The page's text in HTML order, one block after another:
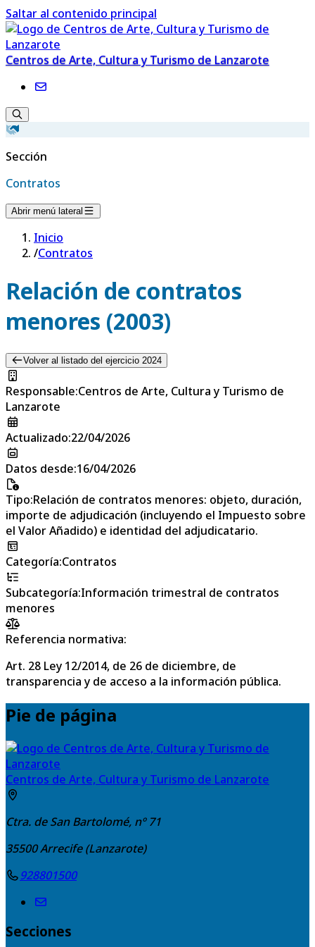
Saltar al contenido principal
Centros de Arte, Cultura y Turismo de Lanzarote
Sección
Contratos
Abrir menú lateral
Inicio
/Contratos
Relación de contratos
menores (2003)
Volver al listado del ejercicio 2024
Responsable:Centros de Arte, Cultura y Turismo de
Lanzarote
Actualizado:22/04/2026
Datos desde:16/04/2026
Tipo:Relación de contratos menores: objeto, duración,
importe de adjudicación (incluyendo el Impuesto sobre
el Valor Añadido) e identidad del adjudicatario.
Categoría:Contratos
Subcategoría:Información trimestral de contratos
menores
Referencia normativa:
Art. 28 Ley 12/2014, de 26 de diciembre, de
transparencia y de acceso a la información pública.
Pie de página
Centros de Arte, Cultura y Turismo de Lanzarote
Ctra. de San Bartolomé, nº 71
35500Arrecife (Lanzarote)
928801500
Secciones